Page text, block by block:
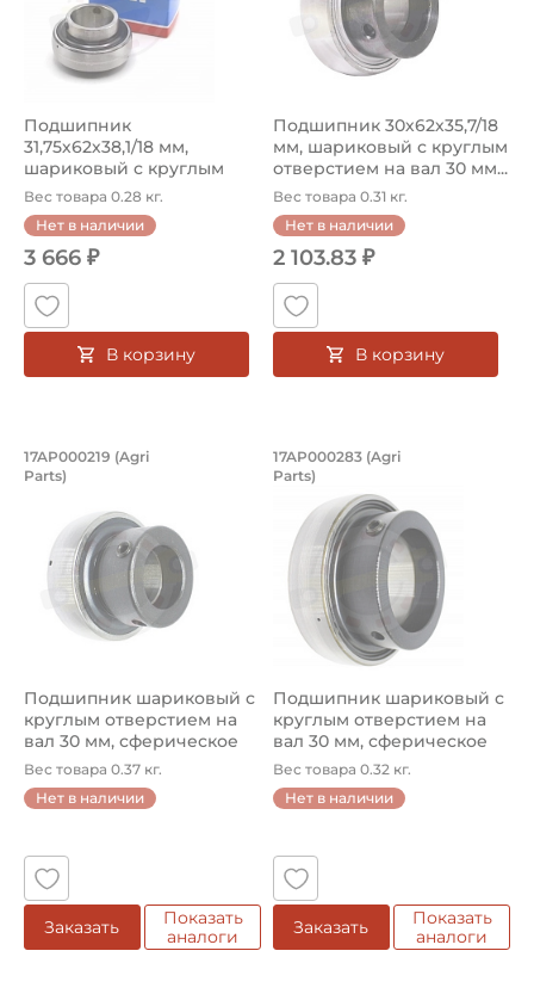
Подшипник
31,75х62х38,1/18 мм,
шариковый с круглым
отверстием на вал 31...
Вес товара 0.28 кг.
Нет в наличии
3 666 ₽
В корзину
Подшипник 30х62х35,7/18
мм, шариковый с круглым
отверстием на вал 30 мм...
Вес товара 0.31 кг.
Нет в наличии
2 103.83 ₽
В корзину
Подшипник шариковый с круглым
Подшипник 17AP000219 Agri Parts, шариковый с
17AP000219 (Agri
Parts)
Подшипник шариковый с
круглым отверстием на
вал 30 мм, сферическое
нару...
Вес товара 0.37 кг.
Нет в наличии
Заказать
Показать
аналоги
Подшипник
Подшипник 17AP000283
17AP000283 (Agri
Parts)
Подшипник шариковый с
круглым отверстием на
вал 30 мм, сферическое
нару...
Вес товара 0.32 кг.
Нет в наличии
Заказать
Показать
аналоги